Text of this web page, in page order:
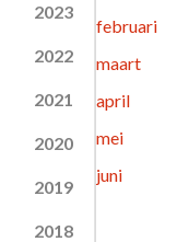
2023
2022
2021
2020
2019
2018
februari
maart
april
mei
juni